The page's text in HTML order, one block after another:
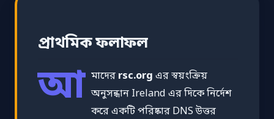
প্রাথমিক ফলাফল
আ মাদের rsc.org এর স্বয়ংক্রিয়
অনুসন্ধান Ireland এর দিকে নির্দেশ
করে একটি পরিষ্কার DNS উত্তর